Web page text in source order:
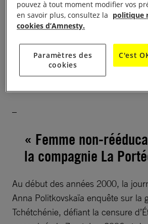
famille.
? Du 2 au 21 juillet 2024, à 9h50
? Théâtre Le 11-Avignon
–
« Femme non-
la compagnie La
Au début des années 2000, la
Anna Politkovskaïa enquête sur la
Tchétchénie, défiant la censure
pouvez à tout moment modifier vos
en savoir plus, consultez la politique
cookies d’Amnesty.
Paramètres des
cookies
C'est